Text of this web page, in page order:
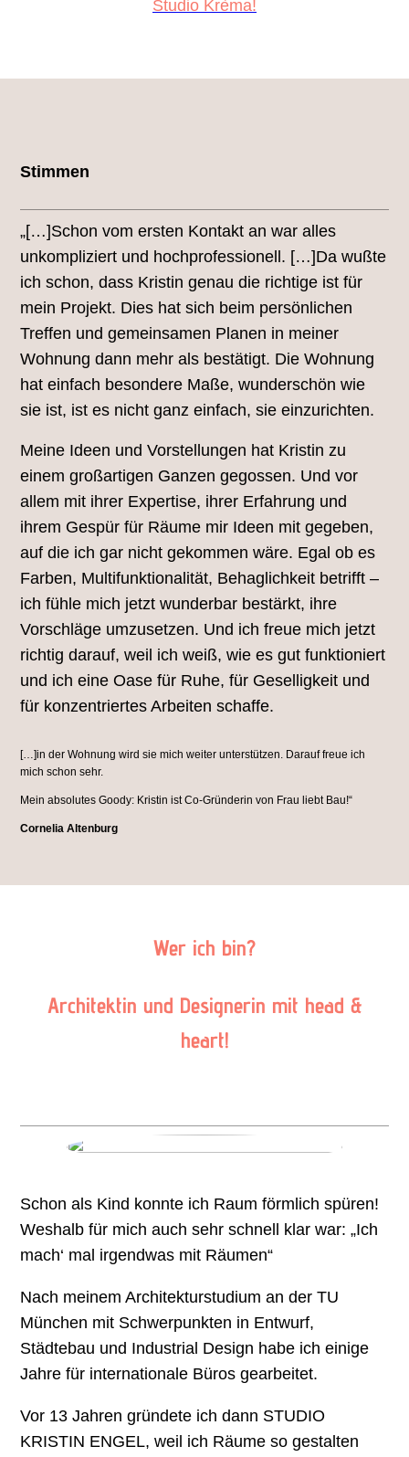
Studio Krèma!
Stimmen
„[…]Schon vom ersten Kontakt an war alles
unkompliziert und hochprofessionell. […]Da wußte
ich schon, dass Kristin genau die richtige ist für
mein Projekt. Dies hat sich beim persönlichen
Treffen und gemeinsamen Planen in meiner
Wohnung dann mehr als bestätigt. Die Wohnung
hat einfach besondere Maße, wunderschön wie
sie ist, ist es nicht ganz einfach, sie einzurichten.
Meine Ideen und Vorstellungen hat Kristin zu
einem großartigen Ganzen gegossen. Und vor
allem mit ihrer Expertise, ihrer Erfahrung und
ihrem Gespür für Räume mir Ideen mit gegeben,
auf die ich gar nicht gekommen wäre. Egal ob es
Farben, Multifunktionalität, Behaglichkeit betrifft –
ich fühle mich jetzt wunderbar bestärkt, ihre
Vorschläge umzusetzen. Und ich freue mich jetzt
richtig darauf, weil ich weiß, wie es gut funktioniert
und ich eine Oase für Ruhe, für Geselligkeit und
für konzentriertes Arbeiten schaffe.
[…]in der Wohnung wird sie mich weiter unterstützen. Darauf freue ich
mich schon sehr.
Mein absolutes Goody: Kristin ist Co-Gründerin von Frau liebt Bau!“
Cornelia Altenburg
Wer ich bin?
Architektin und Designerin mit head &
heart!
Schon als Kind konnte ich Raum förmlich spüren!
Weshalb für mich auch sehr schnell klar war: „Ich
mach‘ mal irgendwas mit Räumen“
Nach meinem Architekturstudium an der TU
München mit Schwerpunkten in Entwurf,
Städtebau und Industrial Design habe ich einige
Jahre für internationale Büros gearbeitet.
Vor 13 Jahren gründete ich dann STUDIO
KRISTIN ENGEL, weil ich Räume so gestalten